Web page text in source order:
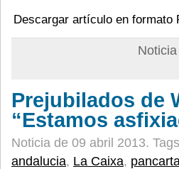
Descargar artículo en formato
Prejubilados de
“Estamos
Noticia de 09 abril 2013.
andalucia, La Caixa,